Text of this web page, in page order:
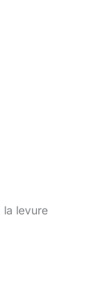
la levure